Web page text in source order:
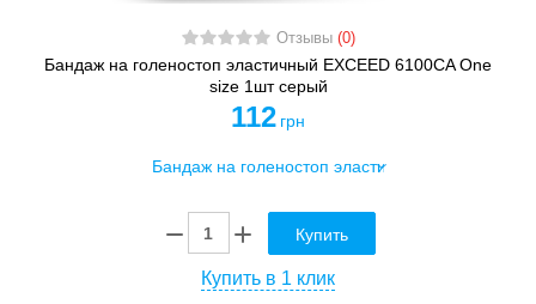
Отзывы (0)
Бандаж на голеностоп эластичный EXCEED 6100CA One
size 1шт серый
112 грн
Купить
Купить в 1 клик